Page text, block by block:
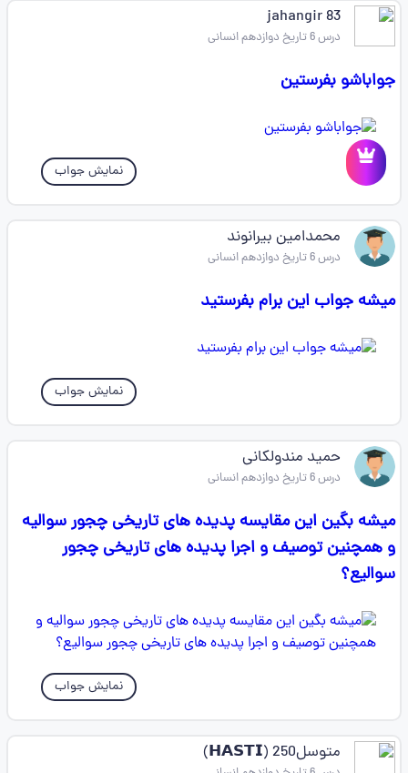
jahangir 83
درس 6 تاریخ دوازدهم انسانی
جواباشو بفرستین
نمایش جواب
محمدامین بیرانوند
درس 6 تاریخ دوازدهم انسانی
میشه جواب این برام بفرستید
نمایش جواب
حمید مندولکانی
درس 6 تاریخ دوازدهم انسانی
میشه بگین این مقایسه پدیده های تاریخی چجور سوالیه
و همچنین توصیف و اجرا پدیده های تاریخی چجور
سوالیع؟
نمایش جواب
متوسل250 (𝗛𝗔𝗦𝗧𝗜)